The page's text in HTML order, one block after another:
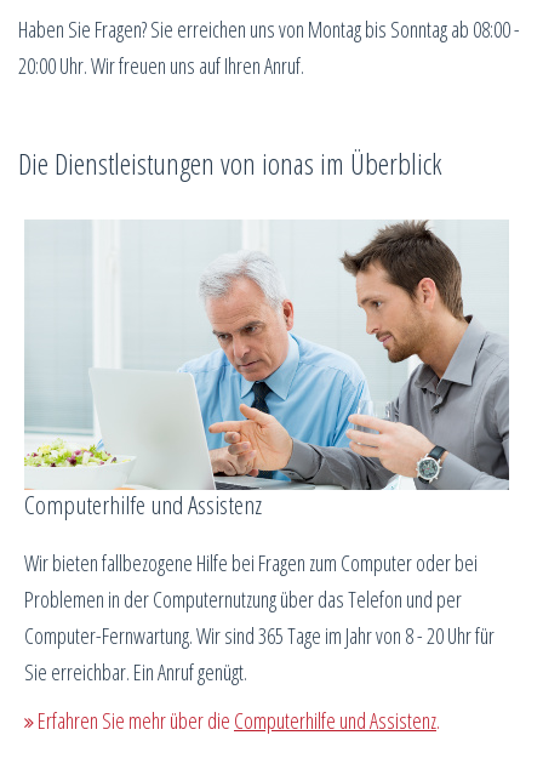
Haben Sie Fragen? Sie erreichen uns von Montag bis Sonntag ab 08:00 -
20:00 Uhr. Wir freuen uns auf Ihren Anruf.
Die Dienstleistungen von ionas im Überblick
Computerhilfe und Assistenz
Wir bieten fallbezogene Hilfe bei Fragen zum Computer oder bei
Problemen in der Computernutzung über das Telefon und per
Computer-Fernwartung. Wir sind 365 Tage im Jahr von 8 - 20 Uhr für
Sie erreichbar. Ein Anruf genügt.
Erfahren Sie mehr über die Computerhilfe und Assistenz.